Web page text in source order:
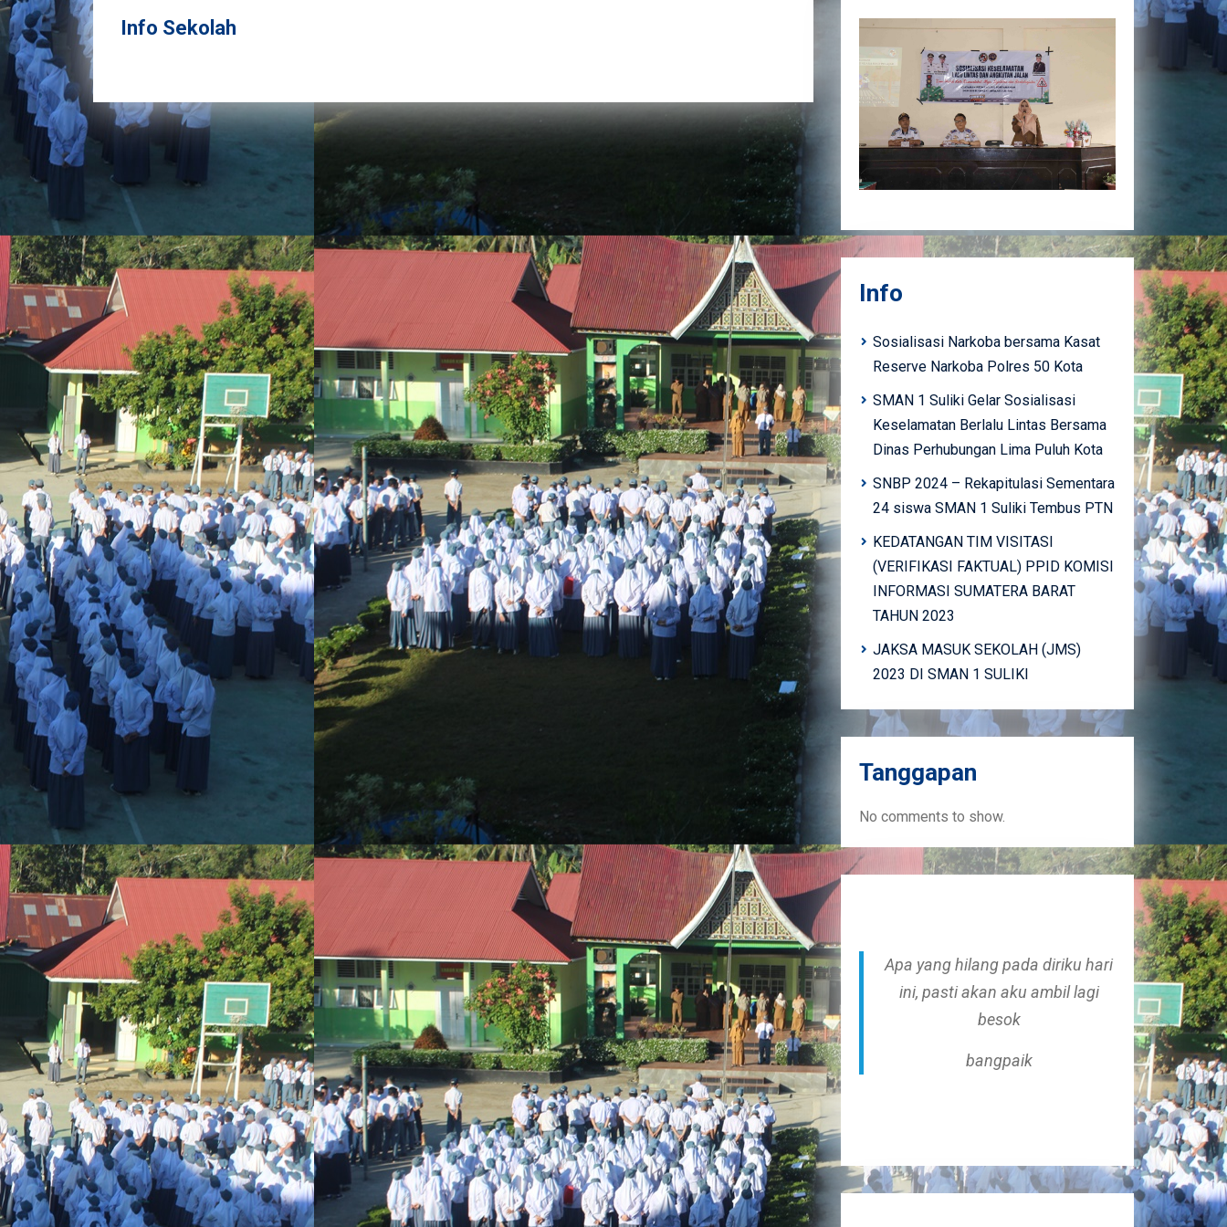
Info Sekolah
Info
Sosialisasi Narkoba bersama Kasat
Reserve Narkoba Polres 50 Kota
SMAN 1 Suliki Gelar Sosialisasi
Keselamatan Berlalu Lintas Bersama
Dinas Perhubungan Lima Puluh Kota
SNBP 2024 – Rekapitulasi Sementara
24 siswa SMAN 1 Suliki Tembus PTN
KEDATANGAN TIM VISITASI
(VERIFIKASI FAKTUAL) PPID KOMISI
INFORMASI SUMATERA BARAT
TAHUN 2023
JAKSA MASUK SEKOLAH (JMS)
2023 DI SMAN 1 SULIKI
Tanggapan
No comments to show.
Apa yang hilang pada diriku hari
ini, pasti akan aku ambil lagi
besok
bangpaik